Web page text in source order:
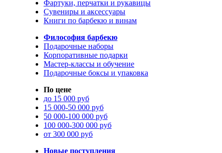
Фартуки, перчатки и рукавицы
Сувениры и аксессуары
Книги по барбекю и винам
Философия барбекю
Подарочные наборы
Корпоративные подарки
Мастер-классы и обучение
Подарочные боксы и упаковка
По цене
до 15 000 руб
15 000-50 000 руб
50 000-100 000 руб
100 000-300 000 руб
от 300 000 руб
Новые поступления